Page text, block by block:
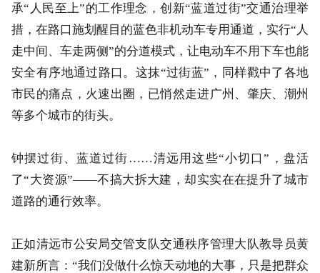
承“人民至上”的工作理念，创新“蓝道过街”交通治理举
措，在路口施划醒目的蓝色非机动车专用通道，实行“人
走中间、车走两侧”的分道模式，让电动车不用下车也能
安全有序地通过路口。这抹“过街蓝”，同样戳中了各地
市民的痛点，火速出圈，已悄然走进广州、肇庆、潮州
等多个城市的街头。
钟摆过街、蓝道过街……清远用这些“小切口”，盘活
了“大资源”——不搞大拆大建，却实实在在提升了城市
道路的通行效率。
正如清远市公安局交管支队交通秩序管理大队教导员黄
建新所言：“我们没做什么惊天动地的大事，只是把群众